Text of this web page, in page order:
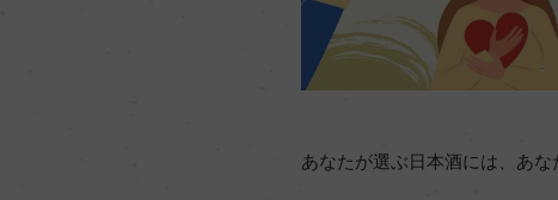
あなたが選ぶ日本酒には、あな